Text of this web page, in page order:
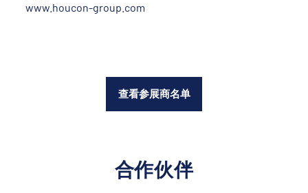
www.houcon-group.com
查看参展商名单
合作伙伴